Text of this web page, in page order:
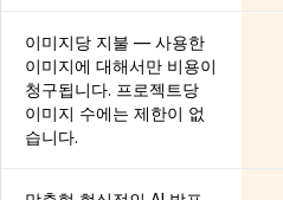
이미지당 지불 — 사용한
이미지에 대해서만 비용이
청구됩니다. 프로젝트당
이미지 수에는 제한이 없
습니다.